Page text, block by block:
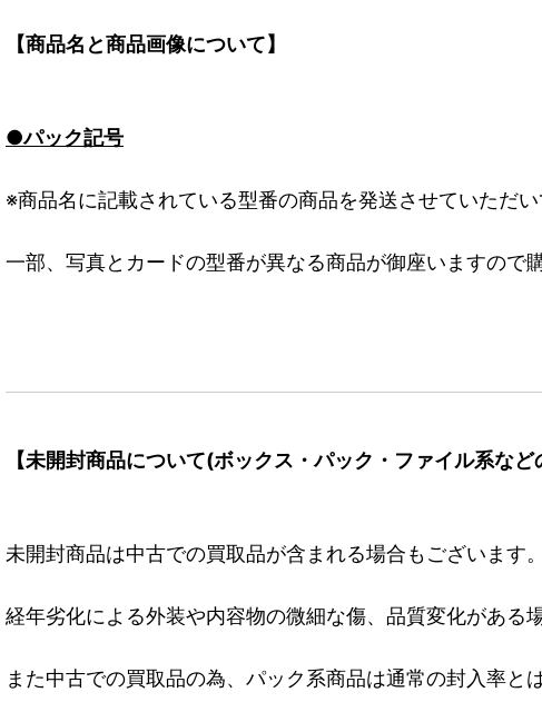
【商品名と商品画像について】
●パック記号
※商品名に記載されている型番の商品を発送させていただい
一部、写真とカードの型番が異なる商品が御座いますので
【未開封商品について(ボックス・パック・ファイル系など
未開封商品は中古での買取品が含まれる場合もございます。
経年劣化による外装や内容物の微細な傷、品質変化がある
また中古での買取品の為、パック系商品は通常の封入率と